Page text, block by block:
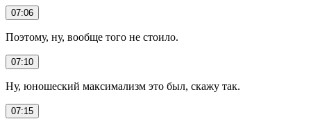
07:06
Поэтому, ну, вообще того не стоило.
07:10
Ну, юношеский максимализм это был, скажу так.
07:15